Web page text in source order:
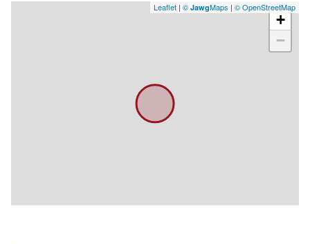
+
−
Leaflet | © JawgMaps | © OpenStreetMap